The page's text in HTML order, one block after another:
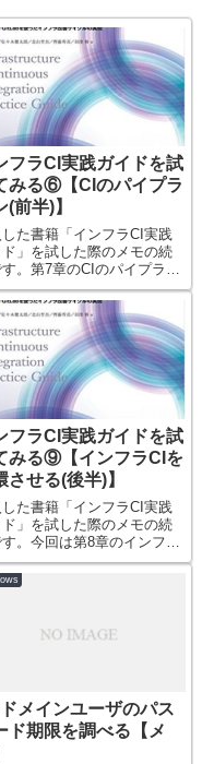
フラCI実践ガイドを試
みる⑥【CIのパイプラ
(前半)】
した書籍「インフラCI実践
ド」を試した際のメモの続
す。第7章のCIのパイプライ
りま...
フラCI実践ガイドを試
みる⑨【インフラCIを
させる(後半)】
した書籍「インフラCI実践
ド」を試した際のメモの続
す。今回は第8章のインフラ
環さ...
メインユーザのパス
ド期限を調べる【メ